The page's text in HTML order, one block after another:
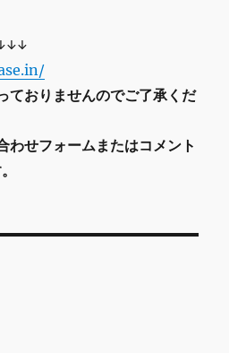
ておりませんのでご了承くだ
わせフォームまたはコメント